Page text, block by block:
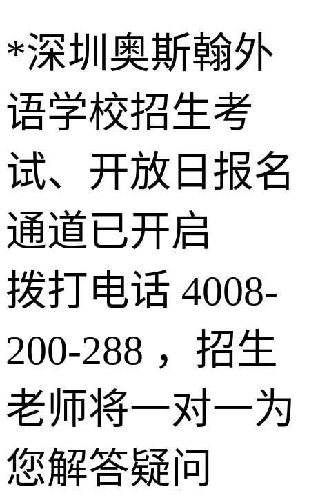
*深圳奥斯翰外
语学校招生考
试、开放日报名
通道已开启
拨打电话 4008-
200-288 ，招生
老师将一对一为
您解答疑问